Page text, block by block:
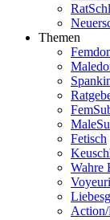
Themen
Fetisch
Wahre